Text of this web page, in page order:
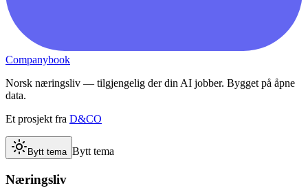
Companybook
Norsk næringsliv — tilgjengelig der din AI jobber. Bygget på åpne
data.
Et prosjekt fra D&CO
Bytt tema Bytt tema
Næringsliv